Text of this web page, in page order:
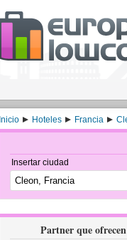
Inicio Hoteles Francia
Insertar ciudad
Partner que